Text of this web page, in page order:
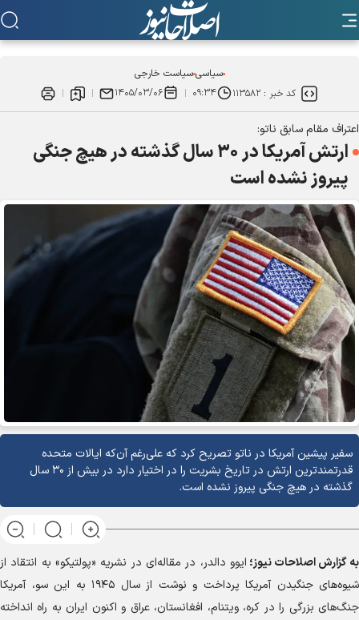
سیاسیسیاست خارجی
کد خبر :۱۱۳۵۸۲ ۰۹:۳۴ ۱۴۰۵/۰۳/۰۶
اعتراف مقام سابق ناتو:
ارتش آمریکا در ۳۰ سال گذشته در هیچ جنگی
پیروز نشده است
سفیر پیشین آمریکا در ناتو تصریح کرد که علی‌رغم آن‌که ایالات متحده
قدرتمندترین ارتش در تاریخ بشریت را در اختیار دارد در بیش از ۳۰ سال
گذشته در هیچ جنگی پیروز نشده است.
به گزارشاصلاحات نیوز؛ ایوو دالدر، در مقاله‌ای در نشریه «پولتیکو» به انتقاد از
شیوه‌های جنگیدن آمریکا پرداخت و نوشت از سال ۱۹۴۵ به این سو، آمریکا
جنگ‌های بزرگی را در کره، ویتنام، افغانستان، عراق و اکنون ایران به راه انداخته